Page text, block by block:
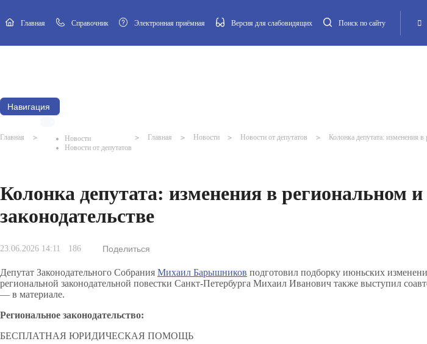
Главная Cправочник Электронная приёмная Версия для слабовидящих Поиск по сайту
Навигация
Главная >
Новости
Новости от депутатов
> Главная > Новости > Новости от депутатов > Колонка депутата: изменения
Колонка депутата: изменения в региональном
законодательстве
23.06.2026 14:11 186 Поделиться
Депутат Законодательного Собрания Михаил Барышников подготовил подборку июньских
региональной законодательной повестки Санкт-Петербурга Михаил Иванович также выступил
— в материале.
Региональное законодательство:
БЕСПЛАТНАЯ ЮРИДИЧЕСКАЯ ПОМОЩЬ